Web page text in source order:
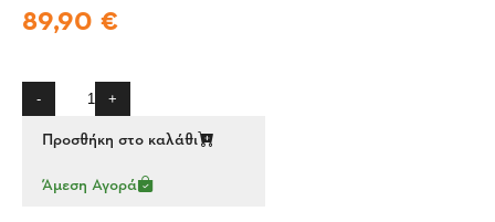
89,90 €
- +
Προσθήκη στο καλάθι
Άμεση Αγορά